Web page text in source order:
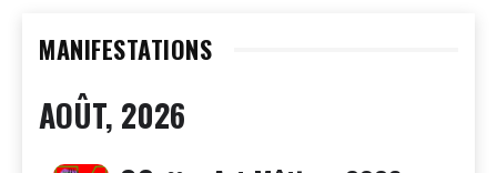
MANIFESTATIONS
AOÛT, 2026